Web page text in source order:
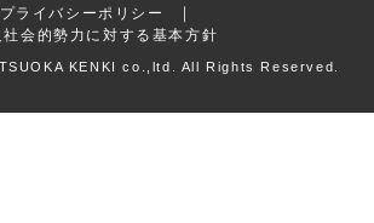
プライバシーポリシー
社会的勢力に対する基本方針
KENKI co.,ltd. All Rights Reserved.